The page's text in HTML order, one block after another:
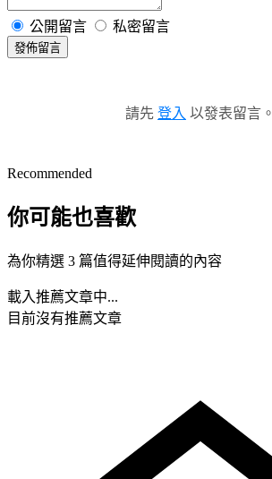
公開留言 私密留言
發佈留言
請先 登入 以發表留言。
Recommended
你可能也喜歡
為你精選 3 篇值得延伸閱讀的內容
載入推薦文章中...
目前沒有推薦文章